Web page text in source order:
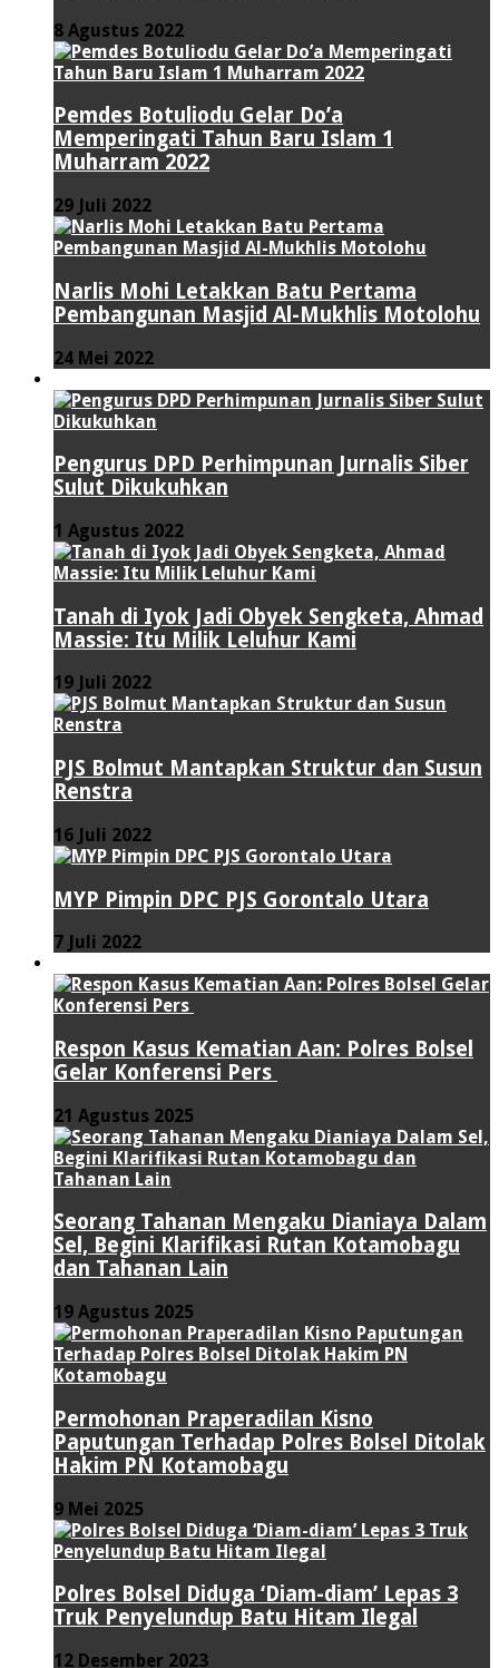
8 Agustus 2022
Pemdes Botuliodu Gelar Do’a
Memperingati Tahun Baru Islam 1
Muharram 2022
29 Juli 2022
Narlis Mohi Letakkan Batu Pertama
Pembangunan Masjid Al-Mukhlis Motolohu
24 Mei 2022
Pengurus DPD Perhimpunan Jurnalis Siber
Sulut Dikukuhkan
1 Agustus 2022
Tanah di Iyok Jadi Obyek Sengketa, Ahmad
Massie: Itu Milik Leluhur Kami
19 Juli 2022
PJS Bolmut Mantapkan Struktur dan Susun
Renstra
16 Juli 2022
MYP Pimpin DPC PJS Gorontalo Utara
7 Juli 2022
Respon Kasus Kematian Aan: Polres Bolsel
Gelar Konferensi Pers
21 Agustus 2025
Seorang Tahanan Mengaku Dianiaya Dalam
Sel, Begini Klarifikasi Rutan Kotamobagu
dan Tahanan Lain
19 Agustus 2025
Permohonan Praperadilan Kisno
Paputungan Terhadap Polres Bolsel Ditolak
Hakim PN Kotamobagu
9 Mei 2025
Polres Bolsel Diduga ‘Diam-diam’ Lepas 3
Truk Penyelundup Batu Hitam Ilegal
12 Desember 2023